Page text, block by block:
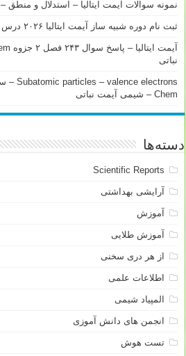
نمونه سوالات آیمت ایتالیا – استدلال و منطق – Logical reasoning – پارت ۵
ثبت نام دوره شبیه ساز آیمت ایتالیا ۲۰۲۶ درس شیمی IMAT استاد نباتی
نباتی
Chem – شیمی آیمت نباتی
دسته‌ها
Scientific Reports
آرایشی بهداشتی
آموزش
آموزش طلایی
از هر دری سخنی
اطلاعات علمی
المپیاد شیمی
انجمن های دانش آموزی
تست هوش